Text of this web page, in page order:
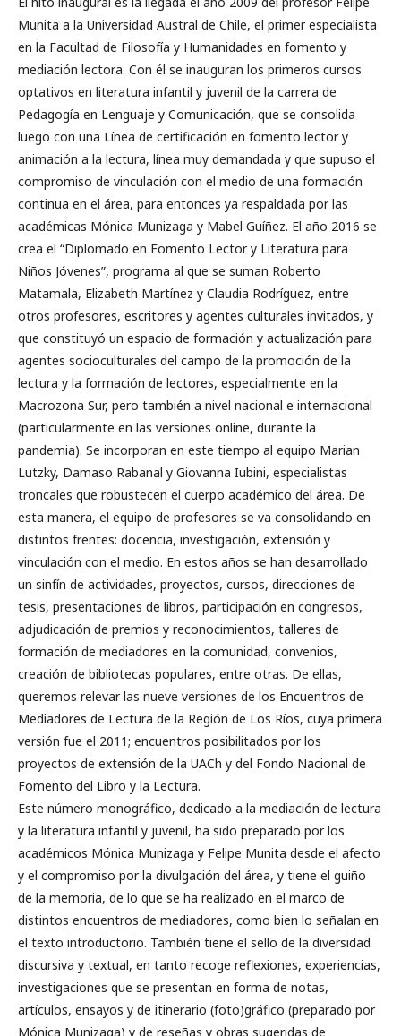
Munita a la Universidad Austral de Chile, el primer especialista
en la Facultad de Filosofía y Humanidades en fomento y
mediación lectora. Con él se inauguran los primeros cursos
optativos en literatura infantil y juvenil de la carrera de
Pedagogía en Lenguaje y Comunicación, que se consolida
luego con una Línea de certificación en fomento lector y
animación a la lectura, línea muy demandada y que supuso el
compromiso de vinculación con el medio de una formación
continua en el área, para entonces ya respaldada por las
académicas Mónica Munizaga y Mabel Guíñez. El año 2016 se
crea el “Diplomado en Fomento Lector y Literatura para
Niños Jóvenes”, programa al que se suman Roberto
Matamala, Elizabeth Martínez y Claudia Rodríguez, entre
otros profesores, escritores y agentes culturales invitados, y
que constituyó un espacio de formación y actualización para
agentes socioculturales del campo de la promoción de la
lectura y la formación de lectores, especialmente en la
Macrozona Sur, pero también a nivel nacional e internacional
(particularmente en las versiones online, durante la
pandemia). Se incorporan en este tiempo al equipo Marian
Lutzky, Damaso Rabanal y Giovanna Iubini, especialistas
troncales que robustecen el cuerpo académico del área. De
esta manera, el equipo de profesores se va consolidando en
distintos frentes: docencia, investigación, extensión y
vinculación con el medio. En estos años se han desarrollado
un sinfín de actividades, proyectos, cursos, direcciones de
tesis, presentaciones de libros, participación en congresos,
adjudicación de premios y reconocimientos, talleres de
formación de mediadores en la comunidad, convenios,
creación de bibliotecas populares, entre otras. De ellas,
queremos relevar las nueve versiones de los Encuentros de
Mediadores de Lectura de la Región de Los Ríos, cuya primera
versión fue el 2011; encuentros posibilitados por los
proyectos de extensión de la UACh y del Fondo Nacional de
Fomento del Libro y la Lectura.
Este número monográfico, dedicado a la mediación de lectura
y la literatura infantil y juvenil, ha sido preparado por los
académicos Mónica Munizaga y Felipe Munita desde el afecto
y el compromiso por la divulgación del área, y tiene el guiño
de la memoria, de lo que se ha realizado en el marco de
distintos encuentros de mediadores, como bien lo señalan en
el texto introductorio. También tiene el sello de la diversidad
discursiva y textual, en tanto recoge reflexiones, experiencias,
investigaciones que se presentan en forma de notas,
artículos, ensayos y de itinerario (foto)gráfico (preparado por
Mónica Munizaga) y de reseñas y obras sugeridas de